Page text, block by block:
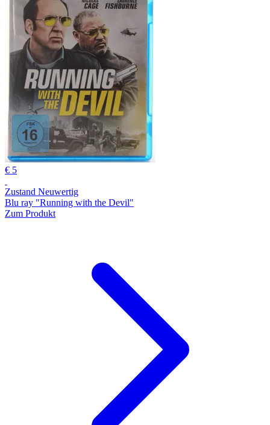
€ 5
Zustand Neuwertig
Blu ray "Running with the Devil"
Zum Produkt